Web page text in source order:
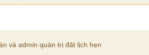
và admin quản trị đặt lịch hẹn